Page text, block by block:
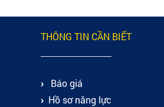
THÔNG TIN CẦN BIẾT
Báo giá
Hồ sơ năng lực